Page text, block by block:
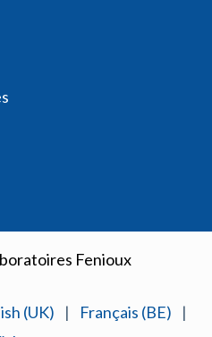
Fenioux
(UK) | Français (BE)
|